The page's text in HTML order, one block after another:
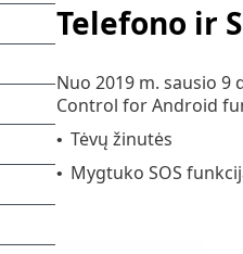
Telefono ir
Nuo 2019 m. sausio 9
Control for Android
• Tėvų žinutės
• Mygtuko SOS